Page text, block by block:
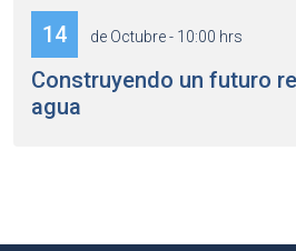
14 de Octubre - 10:00 hrs
Construyendo un futuro
agua